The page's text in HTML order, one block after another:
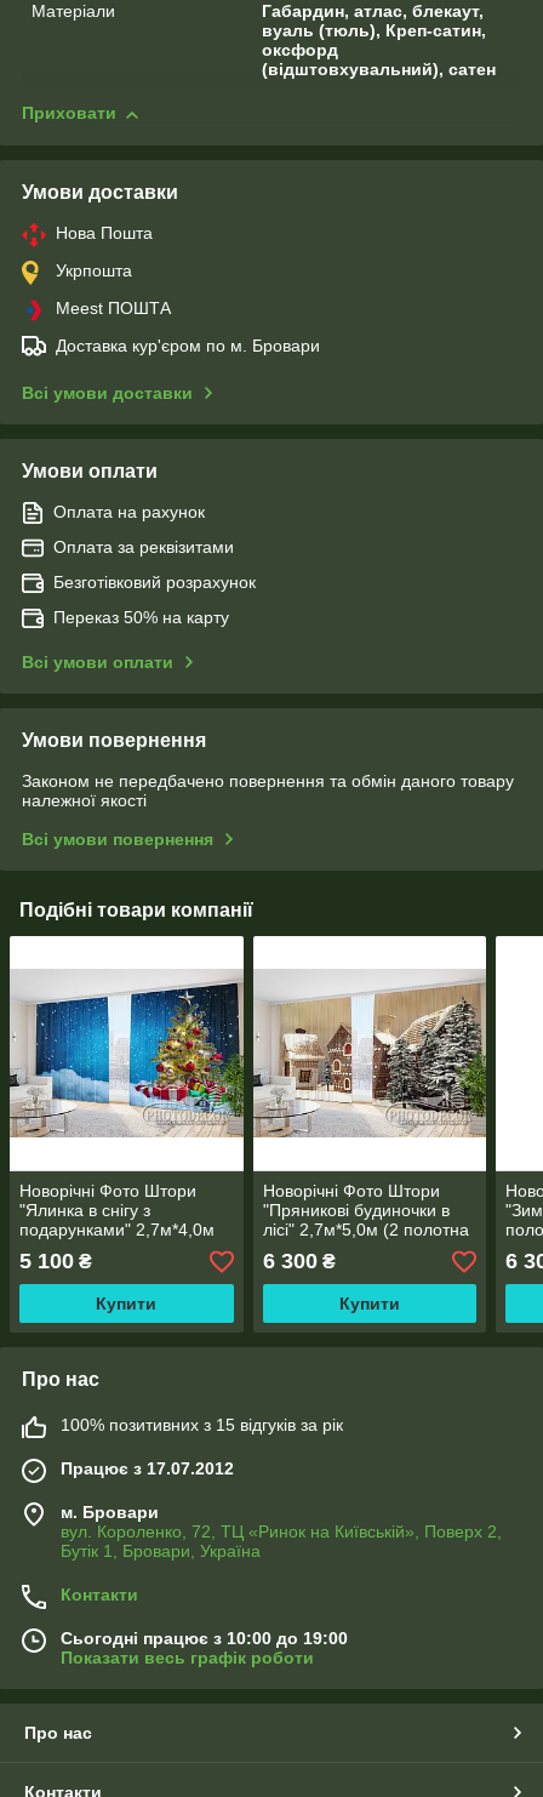
Матеріали
Габардин, атлас, блекаут,
вуаль (тюль), Креп-сатин,
оксфорд
(відштовхувальний), сатен
Приховати
Умови доставки
Нова Пошта
Укрпошта
Meest ПОШТА
Доставка кур'єром по м. Бровари
Всі умови доставки
Умови оплати
Оплата на рахунок
Оплата за реквізитами
Безготівковий розрахунок
Переказ 50% на карту
Всі умови оплати
Умови повернення
Законом не передбачено повернення та обмін даного товару
належної якості
Всі умови повернення
Подібні товари компанії
Новорічні Фото Штори
"Ялинка в снігу з
подарунками" 2,7м*4,0м
тасьма
5 100 ₴
Купити
Новорічні Фото Штори
"Пряникові будиночки в
лісі" 2,7м*5,0м (2 полотна
6 300₴
Купити
6
Про нас
100% позитивних з 15 відгуків за рік
Працює з 17.07.2012
м. Бровари
вул. Короленко, 72, ТЦ «Ринок на Київській», Поверх 2,
Бутік 1, Бровари, Україна
Контакти
Сьогодні працює з 10:00 до 19:00
Показати весь графік роботи
Про нас
Контакти